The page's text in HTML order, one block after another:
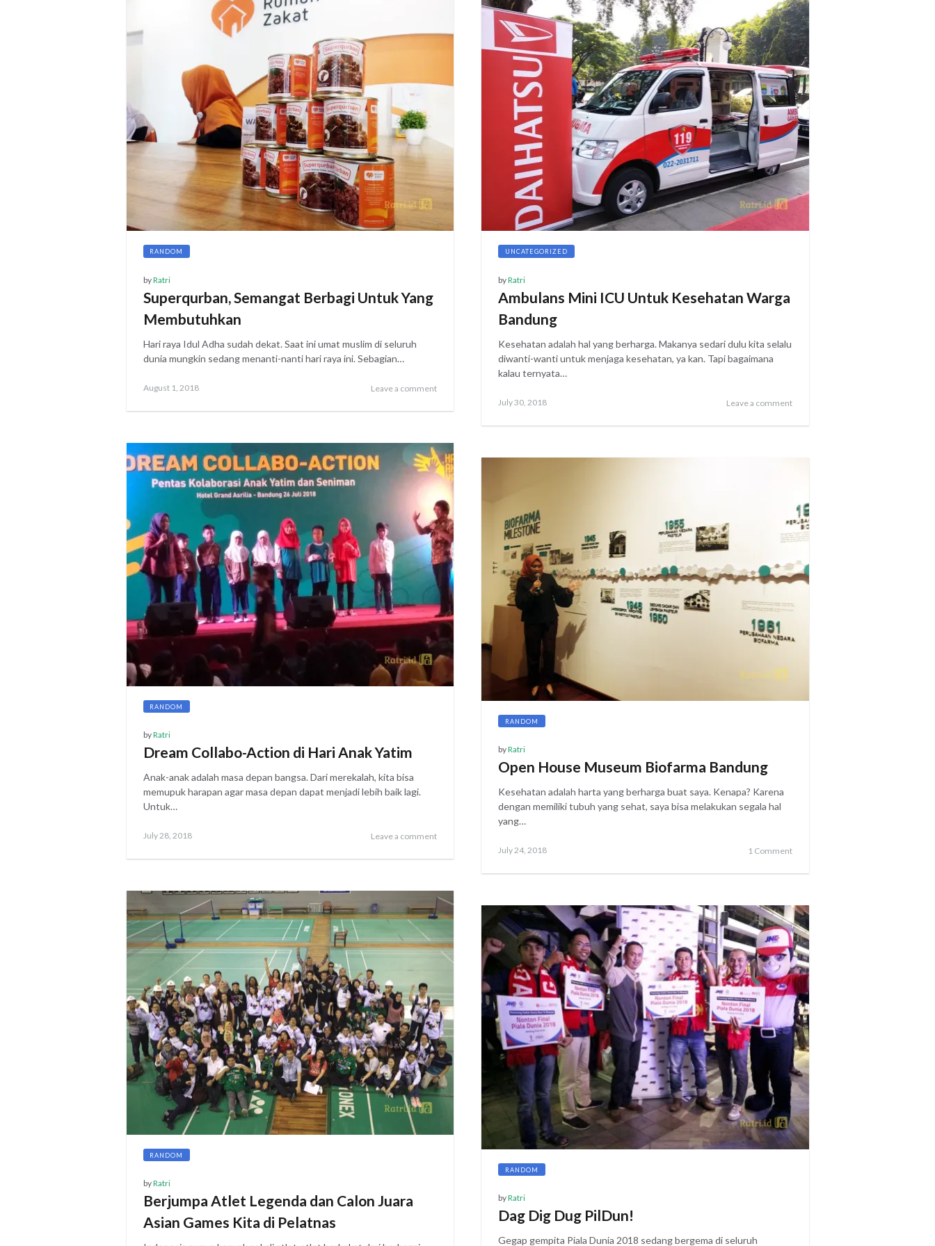
RANDOM
byRatri
Superqurban, Semangat Berbagi Untuk Yang
Membutuhkan
Hari raya Idul Adha sudah dekat. Saat ini umat muslim di seluruh
dunia mungkin sedang menanti-nanti hari raya ini. Sebagian…
Leave a comment
Posted
August 1, 2018August
UNCATEGORIZED
byRatri
Ambulans Mini ICU Untuk Kesehatan Warga
Bandung
Kesehatan adalah hal yang berharga. Makanya sedari dulu kita selalu
diwanti-wanti untuk menjaga kesehatan, ya kan. Tapi bagaimana
kalau ternyata…
Leave a comment
Posted
July 30, 2018August
RANDOM
byRatri
Dream Collabo-Action di Hari Anak Yatim
Anak-anak adalah masa depan bangsa. Dari merekalah, kita bisa
memupuk harapan agar masa depan dapat menjadi lebih baik lagi.
Untuk…
Leave a comment
Posted
July 28, 2018July
RANDOM
byRatri
Open House Museum Biofarma Bandung
Kesehatan adalah harta yang berharga buat saya. Kenapa? Karena
dengan memiliki tubuh yang sehat, saya bisa melakukan segala hal
yang…
1 Comment
Posted
July 24, 2018July
RANDOM
byRatri
Berjumpa Atlet Legenda dan Calon Juara
Asian Games Kita di Pelatnas
RANDOM
byRatri
Dag Dig Dug PilDun!
Gegap gempita Piala Dunia 2018 sedang bergema di seluruh